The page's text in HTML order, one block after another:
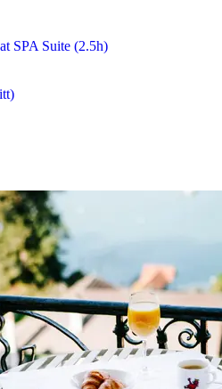
SPA Suite (2.5h)